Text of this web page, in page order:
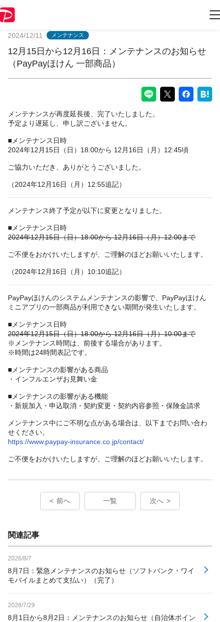
2024/12/11 メンテナンス
12月15日から12月16日：メンテナンスのお知らせ
（PayPayほけん 一部商品）
メンテナンスが再度延長後、完了いたしました。
予定より遅延し、申し訳ございません。
■メンテナンス日時
2024年12月15日（日）18:00から 12月16日（月）12:45頃
ご協力いただき、ありがとうございました。
（2024年12月16日（月）12:55追記）
メンテナンス終了予定が以下に変更となりました。
■メンテナンス日時
2024年12月15日（日）18:00から 12月16日（月）12:00まで
ご不便をおかけいたしますが、ご理解のほどお願いいたします。
（2024年12月16日（月）10:10追記）
PayPayほけんのシステムメンテナンスの影響で、PayPayほけん
ミニアプリの一部商品が利用できない期間が発生いたします。
■メンテナンス日時
2024年12月15日（日）18:00から 12月16日（月）10:00まで
※メンテナンス時間は、前後する場合があります。
※時間は24時間表記です。
■メンテナンスの影響がある商品
・インフルエンザお見舞い金
■メンテナンスの影響がある機能
・新規加入・申込取消・契約変更・契約内容参照・保険金請求
メンテナンス中にご不明な点がある場合は、以下までお問い合わ
せください。
https://www.paypay-insurance.co.jp/contact/
ご不便をおかけいたしますが、ご理解のほどお願いいたします。
前へ 一覧 次へ
関連記事
2026/8/7
8月7日：緊急メンテナンスのお知らせ（ソフトバンク・ワイ
モバイルまとめて支払い）（完了）
2026/7/29
8月1日から8月2日：メンテナンスのお知らせ（自治体ポイン